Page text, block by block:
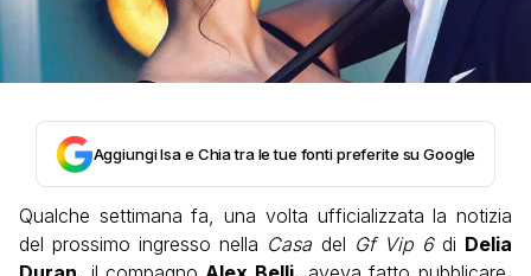
Aggiungi Isa e Chia tra le tue fonti preferite su Google
Qualche settimana fa, una volta ufficializzata la notizia
del prossimo ingresso nella Casa del Gf Vip 6di Delia